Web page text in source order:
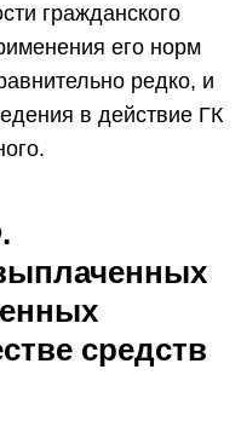
гражданского
его норм
редко, и
в действие ГК
средств